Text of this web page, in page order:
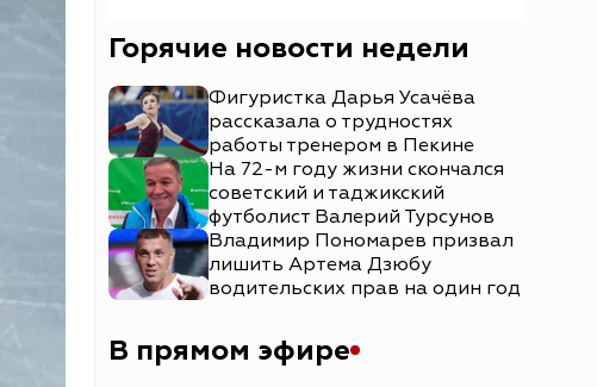
Горячие новости недели
Фигуристка Дарья Усачёва
рассказала о трудностях
работы тренером в Пекине
На 72-м году жизни скончался
советский и таджикский
футболист Валерий Турсунов
Владимир Пономарев призвал
лишить Артема Дзюбу
водительских прав на один год
В прямом эфире